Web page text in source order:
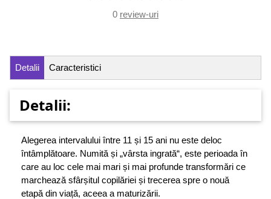
0 review-uri
Detalii Caracteristici
Detalii:
Alegerea intervalului între 11 și 15 ani nu este deloc
întâmplătoare. Numită și „vârsta ingrată“, este perioada în
care au loc cele mai mari și mai profunde transformări ce
marchează sfârșitul copilăriei și trecerea spre o nouă
etapă din viață, aceea a maturizării.